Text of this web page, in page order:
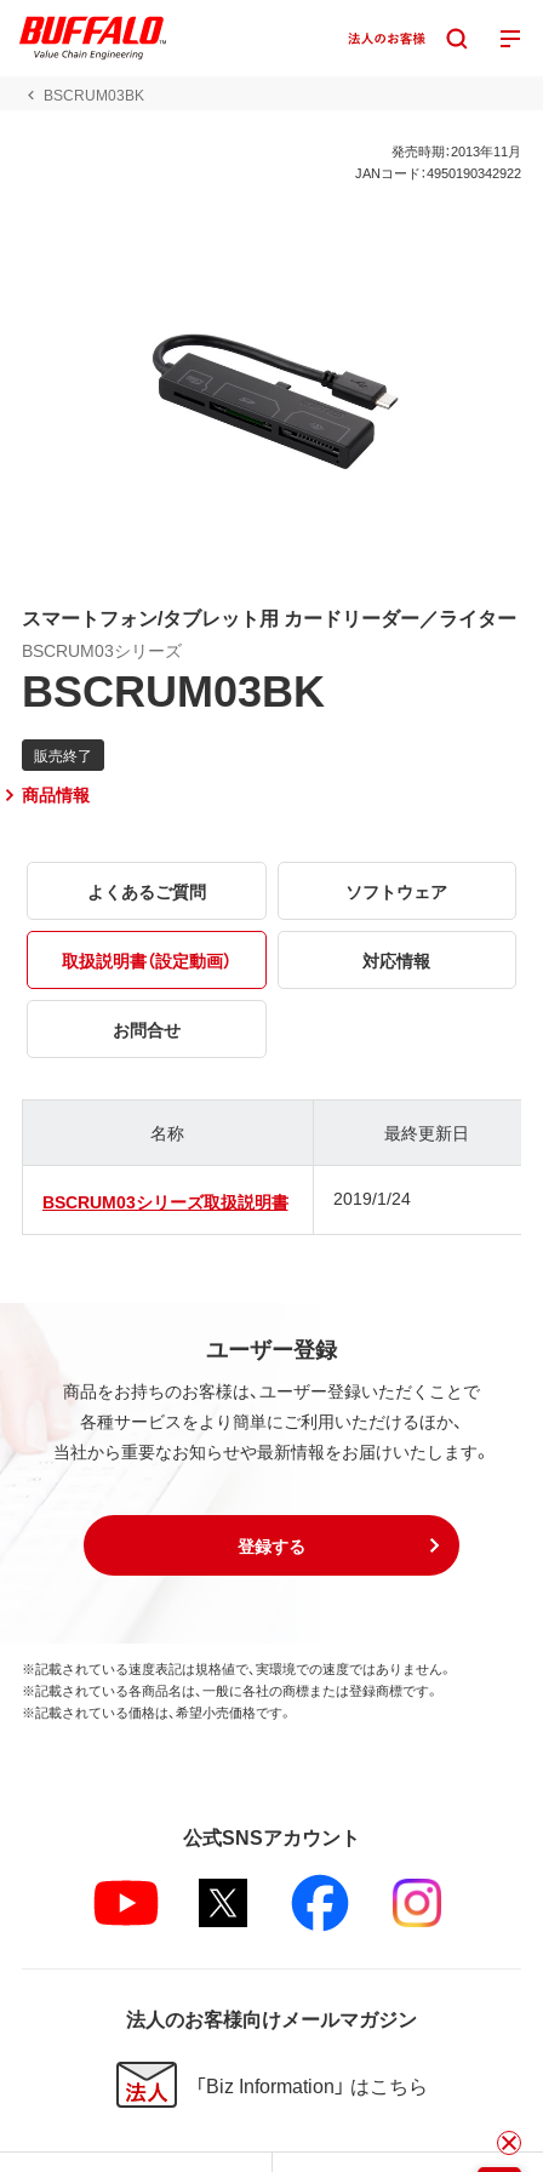
BSCRUM03BK
発売時期：2013年11月
JANコード：4950190342922
スマートフォン/タブレット用 カードリーダー／ライター
BSCRUM03シリーズ
BSCRUM03BK
商品情報
よくあるご質問 ソフトウェア
取扱説明書（設定動画） 対応情報
お問合せ
名称 最終更新日
BSCRUM03シリーズ取扱説明書 2019/1/24
ユーザー登録
商品をお持ちのお客様は、ユーザー登録いただくことで
各種サービスをより簡単にご利用いただけるほか、
当社から重要なお知らせや最新情報をお届けいたします。
登録する
※記載されている速度表記は規格値で、実環境での速度ではありません。
※記載されている各商品名は、一般に各社の商標または登録商標です。
※記載されている価格は、希望小売価格です。
公式SNSアカウント
法人のお客様向けメールマガジン
「Biz Information」 はこちら